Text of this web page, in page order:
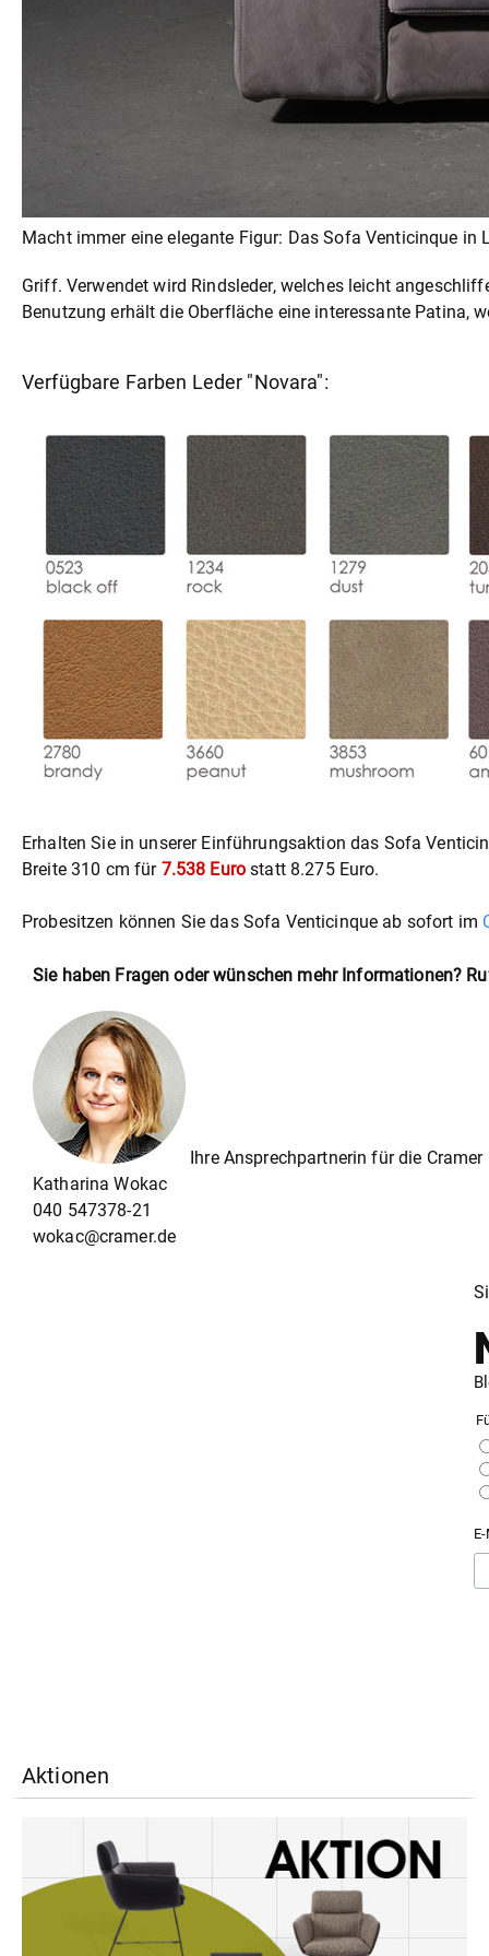
Macht immer eine elegante Figur: Das Sofa Venticinque in
Griff. Verwendet wird Rindsleder, welches leicht
Benutzung erhält die Oberfläche eine interessante Patina,
Verfügbare Farben Leder "Novara":
Erhalten Sie in unserer Einführungsaktion das Sofa
Breite 310 cm für 7.538 Euro statt 8.275 Euro.
Probesitzen können Sie das Sofa Venticinque ab sofort im
Sie haben Fragen oder wünschen mehr Informationen?
Ihre Ansprechpartnerin für die
Katharina Wokac
040 547378-21
wokac@cramer.de
Aktionen